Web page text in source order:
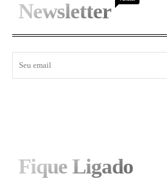
Newsletter
Fique Ligado